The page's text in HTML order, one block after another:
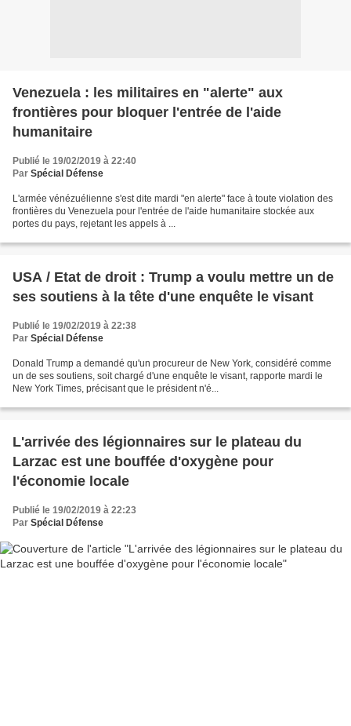
Venezuela : les militaires en "alerte" aux
frontières pour bloquer l'entrée de l'aide
humanitaire
Publié le 19/02/2019 à 22:40
Par Spécial Défense
L'armée vénézuélienne s'est dite mardi "en alerte" face à toute violation des
frontières du Venezuela pour l'entrée de l'aide humanitaire stockée aux
portes du pays, rejetant les appels à ...
USA / Etat de droit : Trump a voulu mettre un de
ses soutiens à la tête d'une enquête le visant
Publié le 19/02/2019 à 22:38
Par Spécial Défense
Donald Trump a demandé qu'un procureur de New York, considéré comme
un de ses soutiens, soit chargé d'une enquête le visant, rapporte mardi le
New York Times, précisant que le président n'é...
L'arrivée des légionnaires sur le plateau du
Larzac est une bouffée d'oxygène pour
l'économie locale
Publié le 19/02/2019 à 22:23
Par Spécial Défense